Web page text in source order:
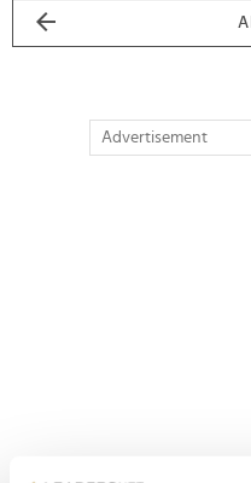
Advertisement